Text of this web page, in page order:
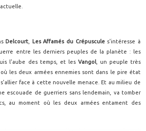
Delcourt Les Affamés du Crépuscules'intéresse à
entre les derniers peuples de la planète : les
l'aube des temps, et les Vangol, un peuple très
les deux armées ennemies sont dans le pire état
face à cette nouvelle menace. Et au milieu de
escouade de guerriers sans lendemain, va tomber
au moment où les deux armées entament des